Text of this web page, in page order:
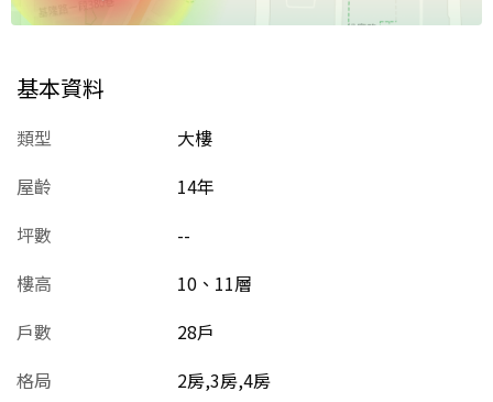
基本資料
類型
大樓
屋齡
14年
坪數
--
樓高
10、11層
戶數
28戶
格局
2房,3房,4房